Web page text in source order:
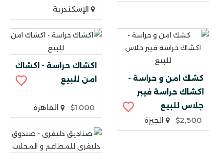
الإسكندرية
كشك امن و حراسة -
اكشاك حراسة فيبر
جلاس للبيع
$2,500
الجيزة
اكشاك حراسة - اكشاك
امن للبيع
$1,000 القاهرة